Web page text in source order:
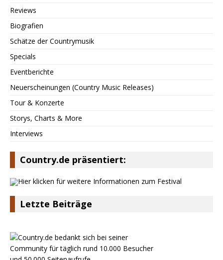
Reviews
Biografien
Schätze der Countrymusik
Specials
Eventberichte
Neuerscheinungen (Country Music Releases)
Tour & Konzerte
Storys, Charts & More
Interviews
Country.de präsentiert:
Letzte Beiträge